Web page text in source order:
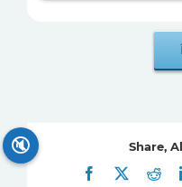
Share,
Facebook
🔇